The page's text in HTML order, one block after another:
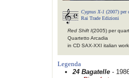
Cygnus X-1 (2007) per
Rai Trade Edizioni
Red Shift I(2005) per
Quartetto Arcadia
in CD SAX-XXI italian
Legenda
24 Bagatelle -